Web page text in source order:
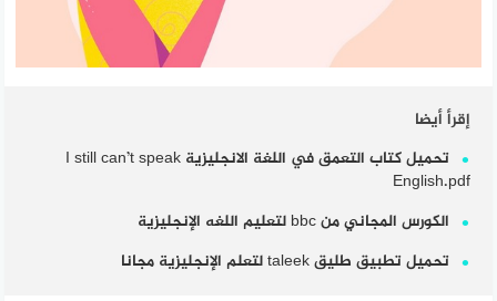
إقرأ أيضا
تحميل كتاب التعمق في اللغة الانجليزية I still can’t speak
English.pdf
الكورس المجاني من bbc لتعليم اللغه الإنجليزية
تحميل تطبيق طليق taleek لتعلم الإنجليزية مجانا